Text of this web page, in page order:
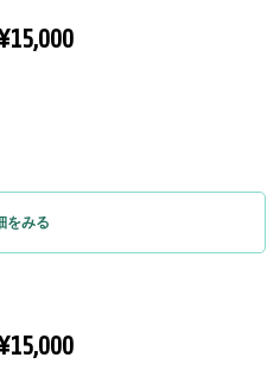
をみる